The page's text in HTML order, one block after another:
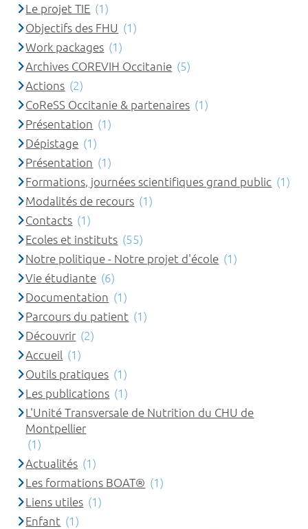
Le projet TIE (1)
Objectifs des FHU (1)
Work packages (1)
Archives COREVIH Occitanie (5)
Actions (2)
CoReSS Occitanie & partenaires (1)
Présentation (1)
Dépistage (1)
Présentation (1)
Formations, journées scientifiques grand public (1)
Modalités de recours (1)
Contacts (1)
Ecoles et instituts (55)
Notre politique - Notre projet d'école (1)
Vie étudiante (6)
Documentation (1)
Parcours du patient (1)
Découvrir (2)
Accueil (1)
Outils pratiques (1)
Les publications (1)
L'Unité Transversale de Nutrition du CHU de
Montpellier
(1)
Actualités (1)
Les formations BOAT® (1)
Liens utiles (1)
Enfant (1)